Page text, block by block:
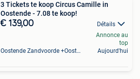
3 Tickets te koop Circus Camille in
Oostende - 7.08 te koop!
€ 139,00 Détails
Oostende Zandvoorde +Oostende
Annonce au
top
Aujourd'hui